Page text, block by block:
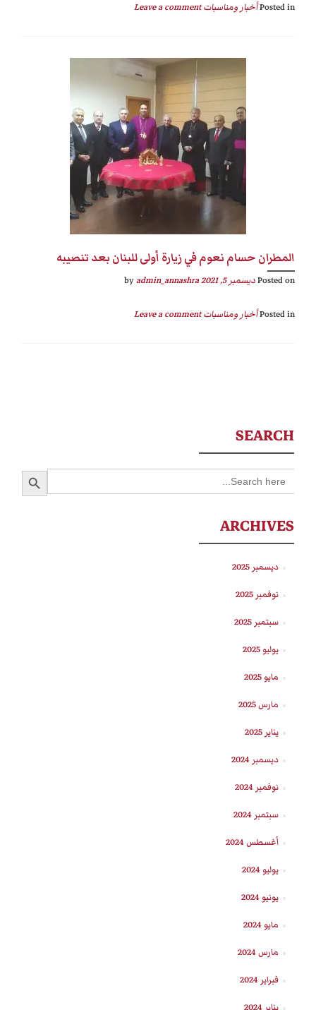
Posted inأخبار ومناسبات Leave a comment
المطران حسام نعوم في زيارة أولى للبنان بعد تنصيبه
Posted onديسمبر 5, 2021 by
admin_annashra
Posted inأخبار ومناسبات Leave a comment
SEARCH
Search
for:
SEARCH BUTTON
ARCHIVES
ديسمبر 2025
نوفمبر 2025
سبتمبر 2025
يوليو 2025
مايو 2025
مارس 2025
يناير 2025
ديسمبر 2024
نوفمبر 2024
سبتمبر 2024
أغسطس 2024
يوليو 2024
يونيو 2024
مايو 2024
مارس 2024
فبراير 2024